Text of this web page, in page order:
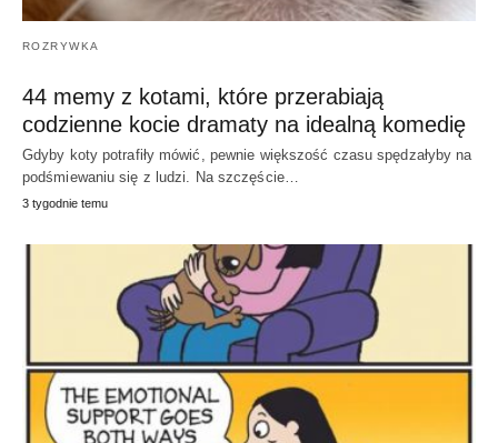
ROZRYWKA
44 memy z kotami, które przerabiają
codzienne kocie dramaty na idealną komedię
Gdyby koty potrafiły mówić, pewnie większość czasu spędzałyby na
podśmiewaniu się z ludzi. Na szczęście…
3 tygodnie temu